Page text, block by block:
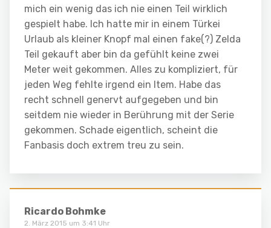
mich ein wenig das ich nie einen Teil wirklich
gespielt habe. Ich hatte mir in einem Türkei
Urlaub als kleiner Knopf mal einen fake(?) Zelda
Teil gekauft aber bin da gefühlt keine zwei
Meter weit gekommen. Alles zu kompliziert, für
jeden Weg fehlte irgend ein Item. Habe das
recht schnell genervt aufgegeben und bin
seitdem nie wieder in Berührung mit der Serie
gekommen. Schade eigentlich, scheint die
Fanbasis doch extrem treu zu sein.
Ricardo Bohmke
2. März 2015 um 3:41 Uhr